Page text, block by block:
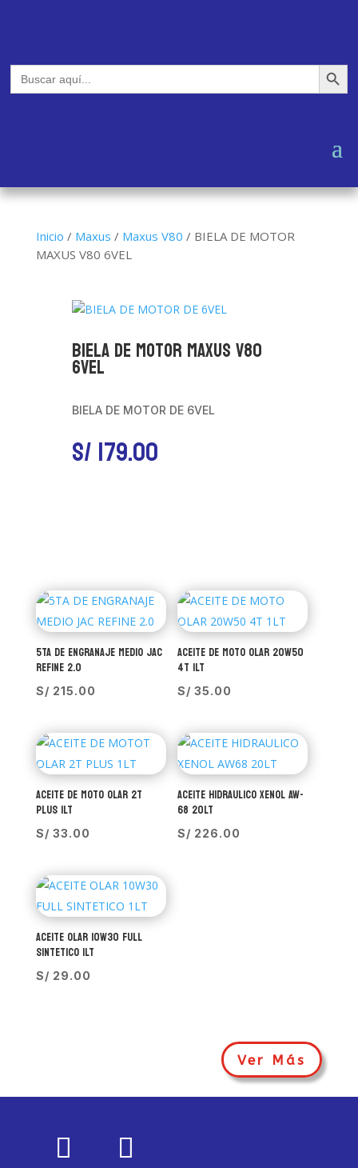
Buscar: Botón de
Inicio / Maxus / Maxus V80 / BIELA DE MOTOR
MAXUS V80 6VEL
BIELA DE MOTOR MAXUS V80
6VEL
BIELA DE MOTOR DE 6VEL
S/179.00
5TA DE ENGRANAJE MEDIO JAC
REFINE 2.0
S/ 215.00
ACEITE DE MOTO OLAR 20W50
4T 1LT
S/ 35.00
ACEITE DE MOTO OLAR 2T
PLUS 1LT
S/ 33.00
ACEITE HIDRAULICO XENOL AW-
68 20LT
S/ 226.00
ACEITE OLAR 10W30 FULL
SINTETICO 1LT
S/ 29.00
Ver Más